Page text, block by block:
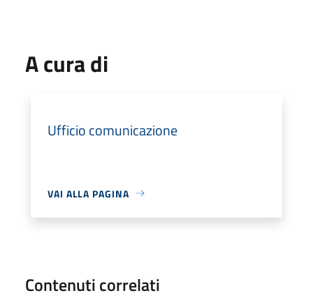
A cura di
Ufficio comunicazione
VAI ALLA PAGINA
Contenuti correlati